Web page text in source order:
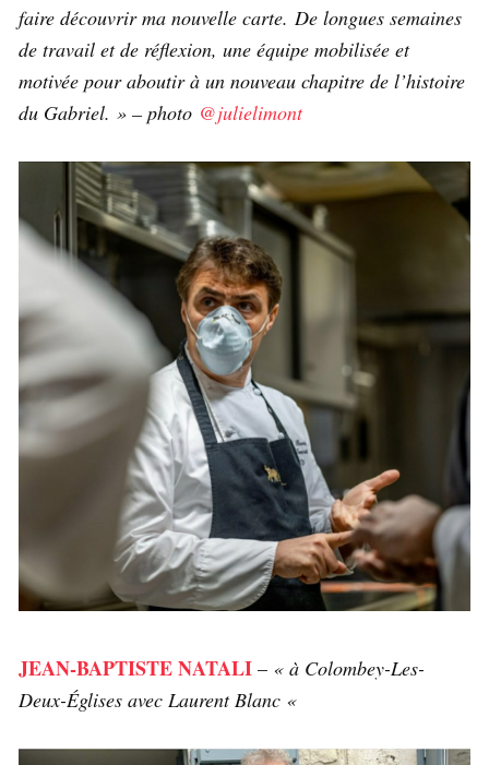
faire découvrir ma nouvelle carte. De longues semaines
de travail et de réflexion, une équipe mobilisée et
motivée pour aboutir à un nouveau chapitre de l’histoire
du Gabriel. » – photo @julielimont
JEAN-BAPTISTE NATALI – « à Colombey-Les-
Deux-Églises avec Laurent Blanc «